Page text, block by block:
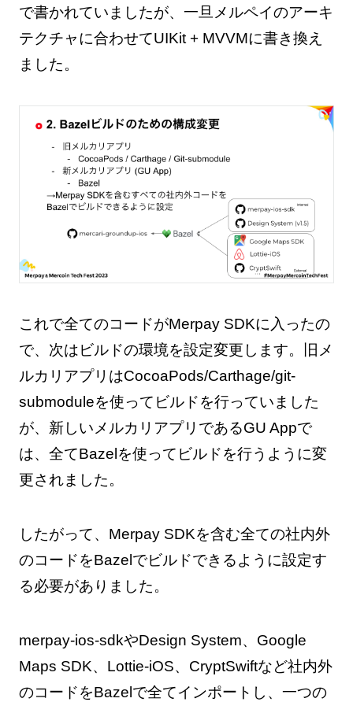
で書かれていましたが、一旦メルペイのアーキ
テクチャに合わせてUIKit + MVVMに書き換え
ました。
これで全てのコードがMerpay SDKに入ったの
で、次はビルドの環境を設定変更します。旧メ
ルカリアプリはCocoaPods/Carthage/git-
submoduleを使ってビルドを行っていました
が、新しいメルカリアプリであるGU Appで
は、全てBazelを使ってビルドを行うように変
更されました。
したがって、Merpay SDKを含む全ての社内外
のコードをBazelでビルドできるように設定す
る必要がありました。
merpay-ios-sdkやDesign System、Google
Maps SDK、Lottie-iOS、CryptSwiftなど社内外
のコードをBazelで全てインポートし、一つの